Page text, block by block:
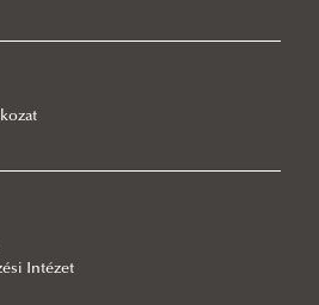
és a terrorelhárítás
a rendészetben (Büntetés-
Intézet